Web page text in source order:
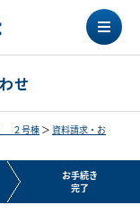
せ
２号棟 ＞ 資料請求・お
お手続き
完了